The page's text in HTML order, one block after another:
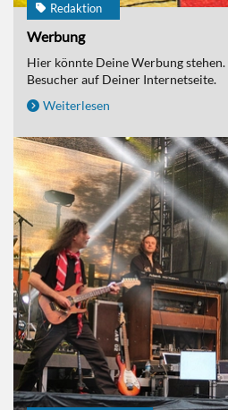
Redaktion
Werbung
Hier könnte Deine Werbung
Besucher auf Deiner Internetseite.
Weiterlesen